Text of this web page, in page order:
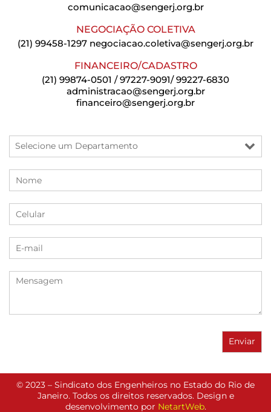
comunicacao@sengerj.org.br
NEGOCIAÇÃO COLETIVA
(21) 99458-1297 negociacao.coletiva@sengerj.org.br
FINANCEIRO/CADASTRO
(21) 99874-0501 / 97227-9091/ 99227-6830
administracao@sengerj.org.br
financeiro@sengerj.org.br
© 2023 – Sindicato dos Engenheiros no Estado do Rio de
Janeiro. Todos os direitos reservados. Design e
desenvolvimento por NetartWeb.